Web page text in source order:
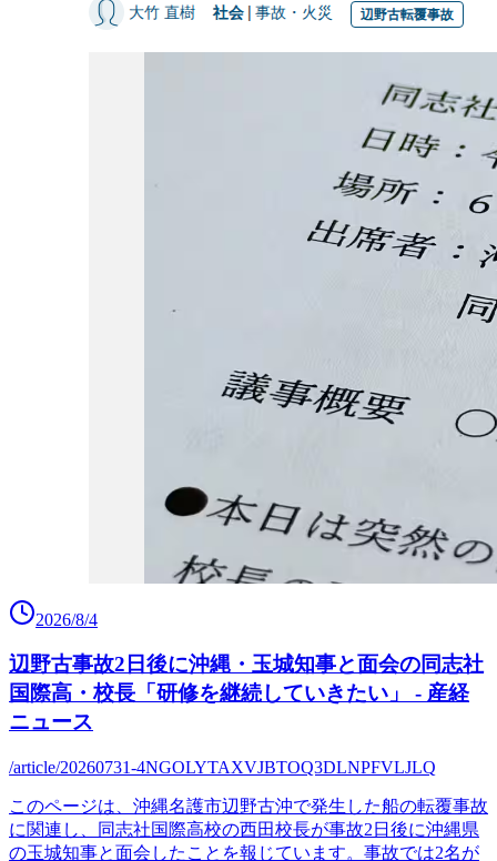
2026/8/4
辺野古事故2日後に沖縄・玉城知事と面会の同志社
国際高・校長「研修を継続していきたい」 - 産経
ニュース
/article/20260731-4NGOLYTAXVJBTOQ3DLNPFVLJLQ
このページは、沖縄名護市辺野古沖で発生した船の転覆事故
に関連し、同志社国際高校の西田校長が事故2日後に沖縄県
の玉城知事と面会したことを報じています。事故では2名が